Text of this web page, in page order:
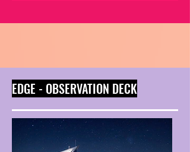
EDGE - OBSERVATION DECK